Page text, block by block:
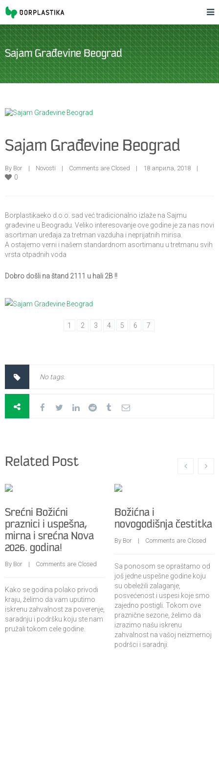
Sajam Građevine Beograd
Sajam Građevine Beograd
By Bor | Novosti | Comments are Closed | 18 априла, 2018 |
0
Borplastikaeko d.o.o. sad već tradicionalno izlaže na Sajmu
građevine u Beogradu. Veliko interesovanje ove godine je za nas novi
asortiman uređaja za tretman vazduha i neprijatnih mirisa.
A ostajemo verni i našem standardnom asortimanu u tretmanu svih
vrsta otpadnih voda
Dobro došli na štand 2111 u hali 2B !!
1 2 3 4 5 6 7
No tags.
Related Post
Srećni Božićni
praznici i uspešna,
mirna i srećna Nova
2026. godina!
By Bor
    |
Comments are Closed
Kako se godina polako privodi
kraju, želimo da vam uputimo
iskrenu zahvalnost za poverenje,
saradnju i podršku koju ste nam
pružali tokom cele godine.
Božićna i
novogodišnja čestitka
By Bor
    |
Comments are Closed
Sa ponosom se opraštamo od
još jedne uspešne godine koju
su obeležili zalaganje,
posvećenost i uspesi koje smo
zajedno postigli. Tokom ove
praznične sezone, želimo da
izrazimo našu iskrenu
zahvalnost na vašoj neizmernoj
podršci i saradnji.